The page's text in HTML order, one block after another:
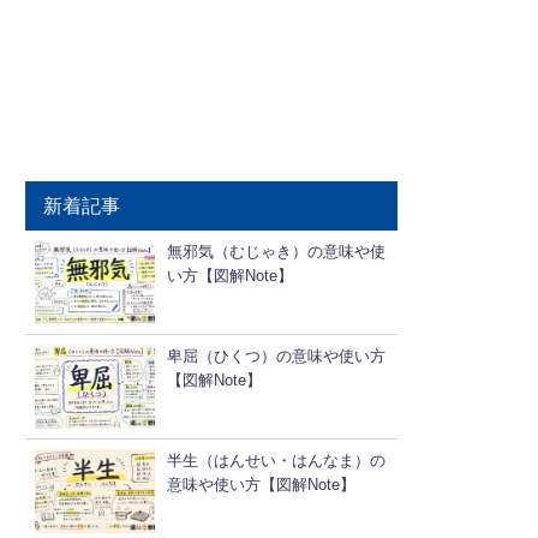
新着記事
無邪気（むじゃき）の意味や使
い方【図解Note】
卑屈（ひくつ）の意味や使い方
【図解Note】
半生（はんせい・はんなま）の
意味や使い方【図解Note】